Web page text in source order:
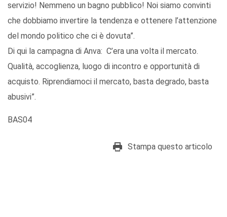
servizio! Nemmeno un bagno pubblico! Noi siamo convinti
che dobbiamo invertire la tendenza e ottenere l’attenzione
del mondo politico che ci è dovuta”.
Di qui la campagna di Anva: C’era una volta il mercato.
Qualità, accoglienza, luogo di incontro e opportunità di
acquisto. Riprendiamoci il mercato, basta degrado, basta
abusivi”.
BAS04
Stampa questo articolo